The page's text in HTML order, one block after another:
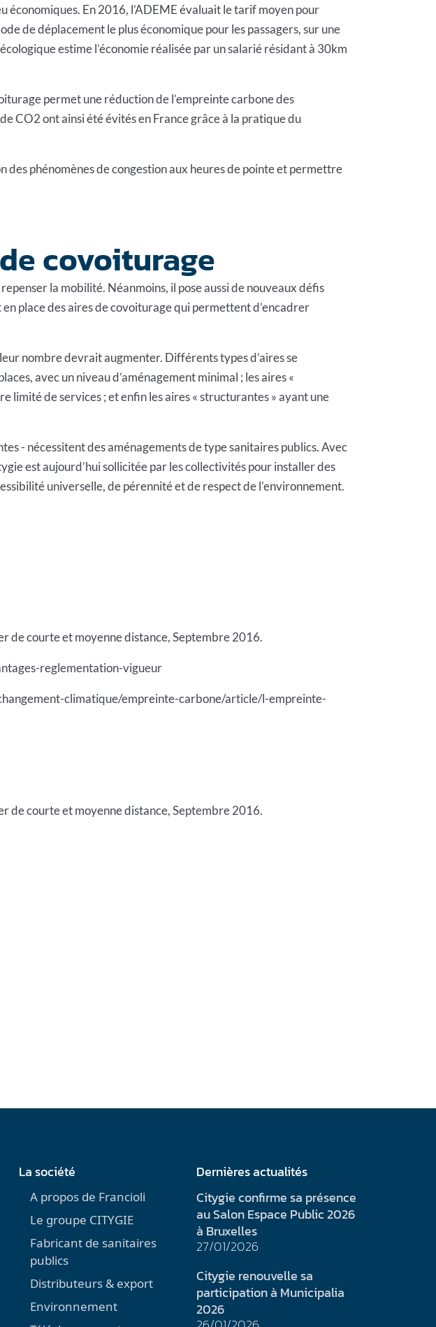
En 2016, l’ADEME évaluait le tarif moyen pour
de déplacement le plus économique pour les passagers, sur une
estime l’économie réalisée par un salarié résidant à 30km
permet une réduction de l’empreinte carbone des
CO2 ont ainsi été évités en France grâce à la pratique du
phénomènes de congestion aux heures de pointe et permettre
covoiturage
la mobilité. Néanmoins, il pose aussi de nouveaux défis
place des aires de covoiturage qui permettent d’encadrer
nombre devrait augmenter. Différents types d’aires se
avec un niveau d’aménagement minimal ; les aires «
de services ; et enfin les aires « structurantes » ayant une
- nécessitent des aménagements de type sanitaires publics. Avec
est aujourd’hui sollicitée par les collectivités pour installer des
universelle, de pérennité et de respect de l’environnement.
de courte et moyenne distance, Septembre 2016.
reglementation-vigueur
climatique/empreinte-carbone/article/l-empreinte-
de courte et moyenne distance, Septembre 2016.
La société
A propos de Francioli
Le groupe CITYGIE
Fabricant de sanitaires
publics
Distributeurs & export
Environnement
Dernières actualités
Citygie confirme sa présence
au Salon Espace Public 2026
à Bruxelles
27/01/2026
Citygie renouvelle sa
participation à Municipalia
2026